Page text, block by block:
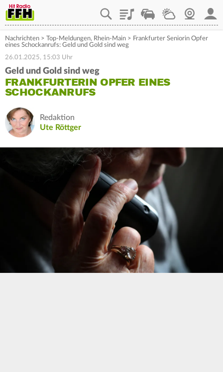
PlaylistStaupilotWetterWebcam
Nachrichten > Top-Meldungen, Rhein-Main > Frankfurter Seniorin Opfer
eines Schockanrufs: Geld und Gold sind weg
26.01.2025, 15:03 Uhr
Geld und Gold sind weg
FRANKFURTERIN OPFER EINES
SCHOCKANRUFS
Redaktion
Ute Röttger